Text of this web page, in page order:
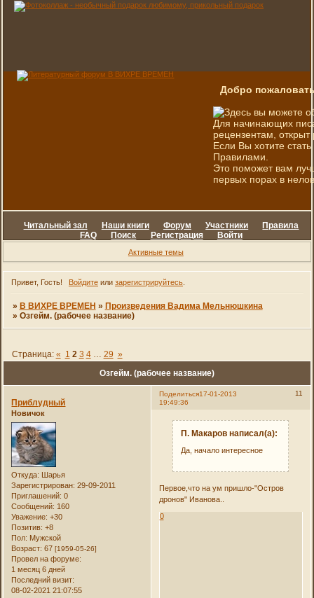
Добро
Здесь вы можете
Для начинающих
рецензентам, открыт
Если Вы хотите
Правилами.
Это поможет вам
первых порах в
Читальный зал Наши книги Форум Участники
Правила
FAQ
Поиск Регистрация Войти
Активные темы
Привет, Гость! Войдитеили зарегистрируйтесь.
» В ВИХРЕ ВРЕМЕН » Произведения Вадима Мельнюшкина
» Озгейм. (рабочее название)
Озгейм. (рабочее название)
Страница: « 1 2 3 4 … 29 »
Поделиться 11
17-01-2013
19:49:36
Приблудный
Новичок
Откуда: Шарья
Зарегистрирован: 29-09-2011
Приглашений: 0
Сообщений: 160
Уважение: +30
Позитив: +8
Пол: Мужской
Возраст: 67[1959-05-26]
Провел на форуме:
1 месяц 6 дней
Последний визит:
08-02-2021 21:07:55
П. Макаров написал(а):
Да, начало интересное
Первое,что на ум пришло-"Остров
дронов" Иванова..
0